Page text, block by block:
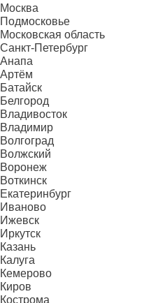
Москва
Подмосковье
Московская область
Санкт-Петербург
Анапа
Артём
Батайск
Белгород
Владивосток
Владимир
Волгоград
Волжский
Воронеж
Воткинск
Екатеринбург
Иваново
Ижевск
Иркутск
Казань
Калуга
Кемерово
Киров
Кострома